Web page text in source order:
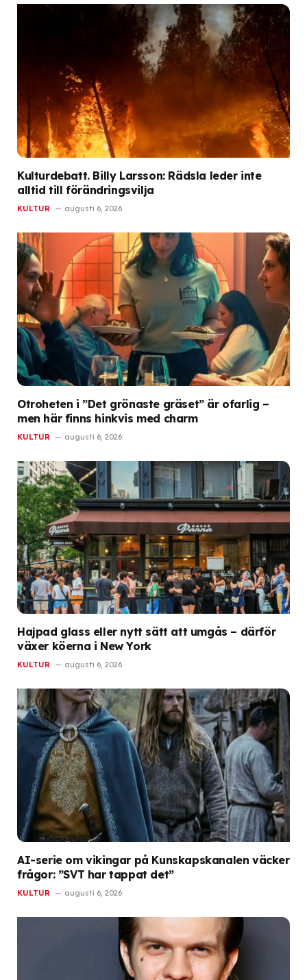
Kulturdebatt. Billy Larsson: Rädsla leder inte
alltid till förändringsvilja
KULTUR augusti 6, 2026
Otroheten i ”Det grönaste gräset” är ofarlig –
men här finns hinkvis med charm
KULTUR augusti 6, 2026
Hajpad glass eller nytt sätt att umgås – därför
växer köerna i New York
KULTUR augusti 6, 2026
AI-serie om vikingar på Kunskapskanalen väcker
frågor: ”SVT har tappat det”
KULTUR augusti 6, 2026